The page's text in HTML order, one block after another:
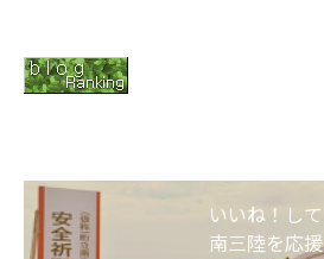
いいね！して
南三陸を応援